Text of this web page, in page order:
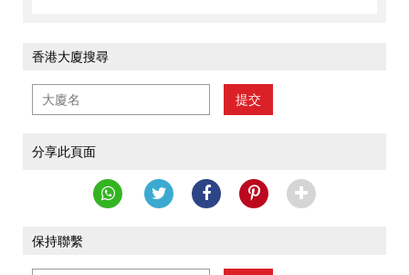
香港大廈搜尋
提交
分享此頁面
保持聯繫